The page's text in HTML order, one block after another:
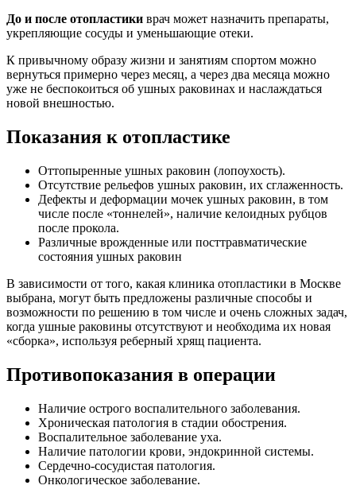
До и после отопластики врач может назначить препараты,
укрепляющие сосуды и уменьшающие отеки.
К привычному образу жизни и занятиям спортом можно
вернуться примерно через месяц, а через два месяца можно
уже не беспокоиться об ушных раковинах и наслаждаться
новой внешностью.
Показания к отопластике
Оттопыренные ушных раковин (лопоухость).
Отсутствие рельефов ушных раковин, их сглаженность.
Дефекты и деформации мочек ушных раковин, в том
числе после «тоннелей», наличие келоидных рубцов
после прокола.
Различные врожденные или посттравматические
состояния ушных раковин
В зависимости от того, какая клиника отопластики в Москве
выбрана, могут быть предложены различные способы и
возможности по решению в том числе и очень сложных задач,
когда ушные раковины отсутствуют и необходима их новая
«сборка», используя реберный хрящ пациента.
Противопоказания в операции
Наличие острого воспалительного заболевания.
Хроническая патология в стадии обострения.
Воспалительное заболевание уха.
Наличие патологии крови, эндокринной системы.
Сердечно-сосудистая патология.
Онкологическое заболевание.